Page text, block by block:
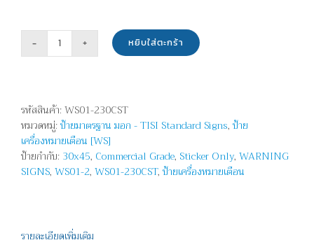
จำนวน
กำลัง
ทำงาน
-
BEWARE
TRUCKS
ชิ้น
หยิบใส่ตะกร้า
รหัสสินค้า:WS01-230CST
หมวดหมู่:ป้ายมาตรฐาน มอก - TISI Standard Signs, ป้าย
เครื่องหมายเตือน [WS]
ป้ายกำกับ: 30x45, Commercial Grade, Sticker Only, WARNING
SIGNS, WS01-2, WS01-230CST, ป้ายเครื่องหมายเตือน
รายละเอียดเพิ่มเติม